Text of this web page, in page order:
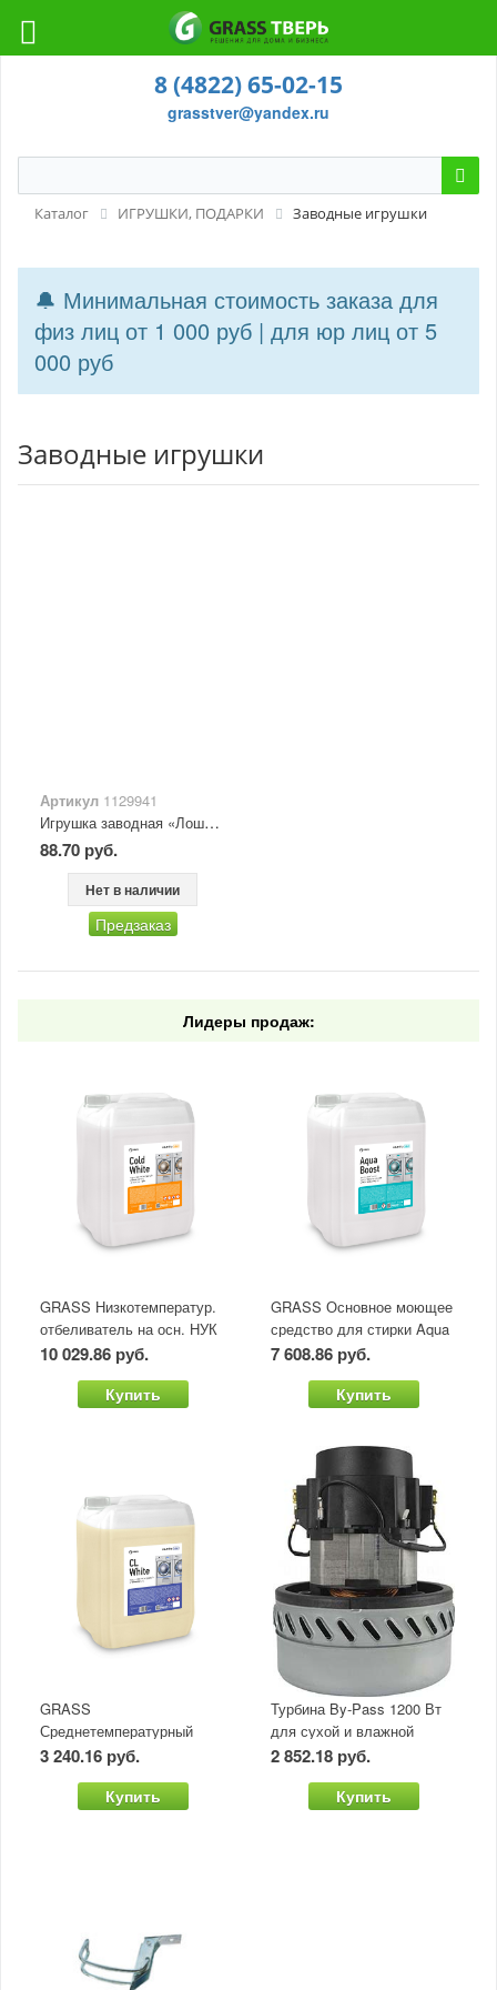
8 (4822) 65-02-15
grasstver@yandex.ru
Каталог ИГРУШКИ, ПОДАРКИ Заводные игрушки
🔔 Минимальная стоимость заказа для
физ лиц от 1 000 руб | для юр лиц от 5
000 руб
Заводные игрушки
Артикул 1129941
Игрушка заводная «Лошадка-Пегас», МИКС
88.70 руб.
Нет в наличии
Предзаказ
Лидеры продаж:
GRASS Низкотемператур.
отбеливатель на осн. НУК
Cold White (канистра 20л)
10 029.86 руб.
Купить
GRASS Основное моющее
средство для стирки Aqua
Boost (канистра 20л)
7 608.86 руб.
Купить
GRASS
Среднетемпературный
отбеливатель CL White
3 240.16 руб.
Купить
Турбина By-Pass 1200 Вт
для сухой и влажной
уборки (30-80л)
2 852.18 руб.
Купить